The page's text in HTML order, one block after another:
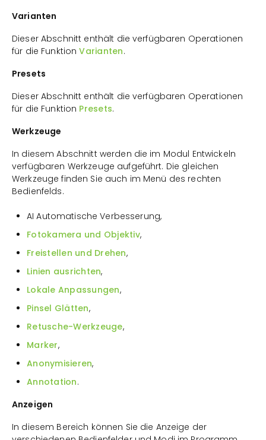
Varianten
Dieser Abschnitt enthält die verfügbaren Operationen
für die FunktionVarianten.
Presets
Dieser Abschnitt enthält die verfügbaren Operationen
für die Funktion Presets.
Werkzeuge
In diesem Abschnitt werden die im Modul Entwickeln
verfügbaren Werkzeuge aufgeführt. Die gleichen
Werkzeuge finden Sie auch im Menü des rechten
Bedienfelds.
AI Automatische Verbesserung,
Fotokamera und Objektiv,
Freistellen und Drehen,
Linien ausrichten,
Lokale Anpassungen,
Pinsel Glätten,
Retusche-Werkzeuge,
Marker,
Anonymisieren,
Annotation.
Anzeigen
In diesem Bereich können Sie die Anzeige der